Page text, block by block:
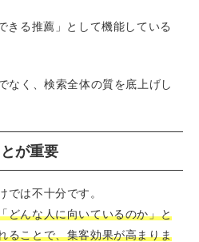
きる推薦」として機能している
なく、検索全体の質を底上げし
が重要
では不十分です。
どんな人に向いているのか」と
ることで、集客効果が高まりま